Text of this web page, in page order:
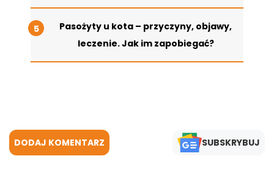
Pasożyty u kota – przyczyny, objawy,
leczenie. Jak im zapobiegać?
DODAJ KOMENTARZ SUBSKRYBUJ